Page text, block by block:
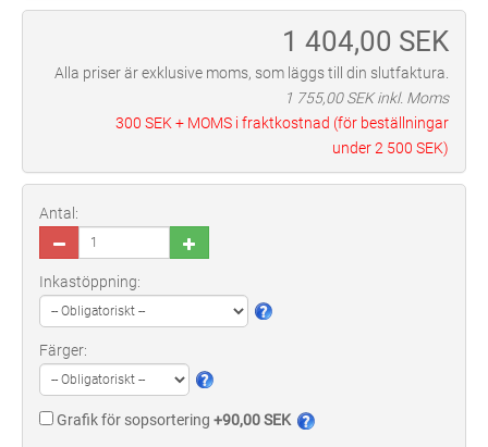
1 404,00 SEK
Alla priser är exklusive moms, som läggs till din slutfaktura.
1 755,00SEK inkl. Moms
300 SEK + MOMS i fraktkostnad (för beställningar
under2 500 SEK)
Antal:
Inkastöppning:
Färger:
Grafik för sopsortering +90,00 SEK